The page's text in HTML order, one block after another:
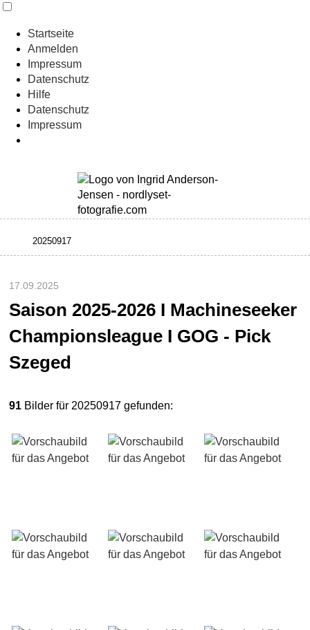
Startseite
Anmelden
Impressum
Datenschutz
Hilfe
Datenschutz
Impressum
17.09.2025
Saison 2025-2026 I Machineseeker
Championsleague I GOG - Pick
Szeged
91 Bilder für 20250917 gefunden: